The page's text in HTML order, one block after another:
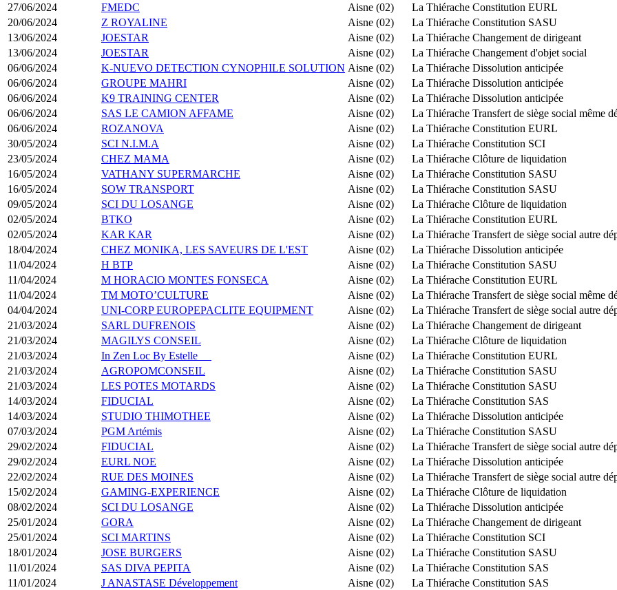
27/06/2024
FMEDC Aisne (02) La Thiérache Constitution EURL
20/06/2024
Z ROYALINE Aisne (02) La Thiérache Constitution SASU
13/06/2024
JOESTAR Aisne (02) La Thiérache Changement de dirigeant
13/06/2024
JOESTAR Aisne (02) La Thiérache Changement d'objet social
06/06/2024
K-NUEVO DETECTION CYNOPHILE SOLUTION Aisne (02) La Thiérache Dissolution anticipée
06/06/2024
GROUPE MAHRI Aisne (02) La Thiérache Dissolution anticipée
06/06/2024
K9 TRAINING CENTER Aisne (02) La Thiérache Dissolution anticipée
06/06/2024
SAS LE CAMION AFFAME Aisne (02) La Thiérache Transfert de siège social même
06/06/2024
ROZANOVA Aisne (02) La Thiérache Constitution EURL
30/05/2024
SCI N.I.M.A Aisne (02) La Thiérache Constitution SCI
23/05/2024
CHEZ MAMA Aisne (02) La Thiérache Clôture de liquidation
16/05/2024
VATHANY SUPERMARCHE Aisne (02) La Thiérache Constitution SASU
16/05/2024
SOW TRANSPORT Aisne (02) La Thiérache Constitution SASU
09/05/2024
SCI DU LOSANGE Aisne (02) La Thiérache Clôture de liquidation
02/05/2024
BTKO Aisne (02) La Thiérache Constitution EURL
02/05/2024
KAR KAR Aisne (02) La Thiérache Transfert de siège social autre
18/04/2024
CHEZ MONIKA, LES SAVEURS DE L'EST Aisne (02) La Thiérache Dissolution anticipée
11/04/2024
H BTP Aisne (02) La Thiérache Constitution SASU
11/04/2024
M HORACIO MONTES FONSECA Aisne (02) La Thiérache Constitution EURL
11/04/2024
TM MOTO’CULTURE Aisne (02) La Thiérache Transfert de siège social même
04/04/2024
UNI-CORP EUROPEPACLITE EQUIPMENT Aisne (02) La Thiérache Transfert de siège social autre
21/03/2024
SARL DUFRENOIS Aisne (02) La Thiérache Changement de dirigeant
21/03/2024
MAGILYS CONSEIL Aisne (02) La Thiérache Clôture de liquidation
21/03/2024
In Zen Loc By Estelle Aisne (02) La Thiérache Constitution EURL
21/03/2024
AGROPOMCONSEIL Aisne (02) La Thiérache Constitution SASU
21/03/2024
LES POTES MOTARDS Aisne (02) La Thiérache Constitution SASU
14/03/2024
FIDUCIAL Aisne (02) La Thiérache Constitution SAS
14/03/2024
STUDIO THIMOTHEE Aisne (02) La Thiérache Dissolution anticipée
07/03/2024
PGM Artémis Aisne (02) La Thiérache Constitution SASU
29/02/2024
FIDUCIAL Aisne (02) La Thiérache Transfert de siège social autre
29/02/2024
EURL NOE Aisne (02) La Thiérache Dissolution anticipée
22/02/2024
RUE DES MOINES Aisne (02) La Thiérache Transfert de siège social autre
15/02/2024
GAMING-EXPERIENCE Aisne (02) La Thiérache Clôture de liquidation
08/02/2024
SCI DU LOSANGE Aisne (02) La Thiérache Dissolution anticipée
25/01/2024
GORA Aisne (02) La Thiérache Changement de dirigeant
25/01/2024
SCI MARTINS Aisne (02) La Thiérache Constitution SCI
18/01/2024
JOSE BURGERS Aisne (02) La Thiérache Constitution SASU
11/01/2024
SAS DIVA PEPITA Aisne (02) La Thiérache Constitution SAS
11/01/2024
J ANASTASE Développement Aisne (02) La Thiérache Constitution SAS